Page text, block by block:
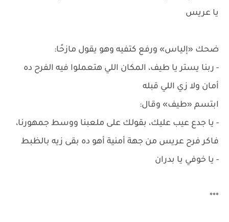
يا عريس
ضحك «إلياس» ورفع كتفيه وهو يقول مازحًا:
- ربنا يستر يا طيف، المكان اللي هتعملوا فيه الفرح ده
أمان ولا زي اللي قبله
ابتسم «طيف» وقال:
- يا جدع عيب عليك، بقولك على ملعبنا ووسط جمهورنا،
فاكر فرح عريس من جهة أمنية أهو ده بقى زيه بالظبط
- يا خوفي يا بدران
***